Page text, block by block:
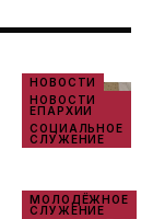
НОВОСТИ
НОВОСТИ
ЕПАРХИИ
СОЦИАЛЬНОЕ
СЛУЖЕНИЕ
МОЛОДЁЖНОЕ
СЛУЖЕНИЕ